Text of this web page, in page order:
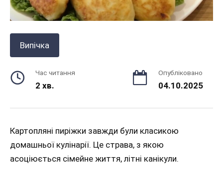
Випічка
Час читання
2 хв.
Опубліковано
04.10.2025
Картопляні пиріжки завжди були класикою
домашньої кулінарії. Це страва, з якою
асоціюється сімейне життя, літні канікули.